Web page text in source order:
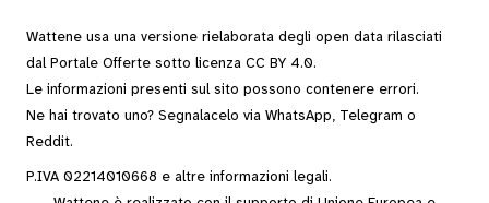
Wattene usa una versione rielaborata degli open data rilasciati
dal Portale Offerte sotto licenza CC BY 4.0.
Le informazioni presenti sul sito possono contenere errori.
Ne hai trovato uno? Segnalacelo via WhatsApp, Telegram o
Reddit.
P.IVA 02214010668 e altre informazioni legali.